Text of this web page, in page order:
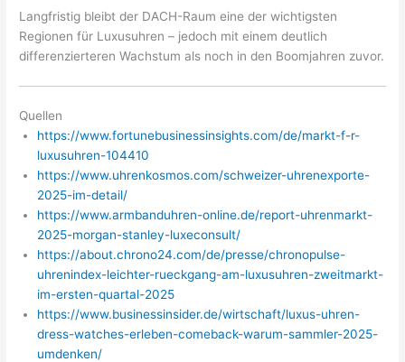
Langfristig bleibt der DACH-Raum eine der wichtigsten
Regionen für Luxusuhren – jedoch mit einem deutlich
differenzierteren Wachstum als noch in den Boomjahren zuvor.
Quellen
https://www.fortunebusinessinsights.com/de/markt-f-r-
luxusuhren-104410
https://www.uhrenkosmos.com/schweizer-uhrenexporte-
2025-im-detail/
https://www.armbanduhren-online.de/report-uhrenmarkt-
2025-morgan-stanley-luxeconsult/
https://about.chrono24.com/de/presse/chronopulse-
uhrenindex-leichter-rueckgang-am-luxusuhren-zweitmarkt-
im-ersten-quartal-2025
https://www.businessinsider.de/wirtschaft/luxus-uhren-
dress-watches-erleben-comeback-warum-sammler-2025-
umdenken/